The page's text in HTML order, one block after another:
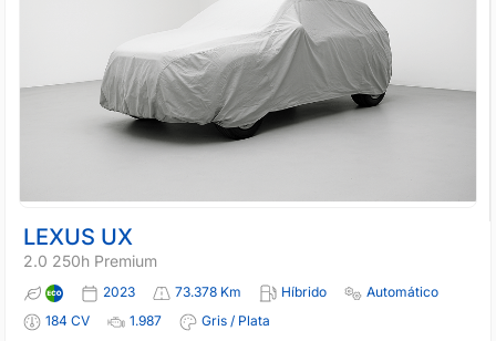
LEXUS UX
2.0 250h Premium
2023 73.378 Km Híbrido
Automático
184 CV
1.987
Gris / Plata